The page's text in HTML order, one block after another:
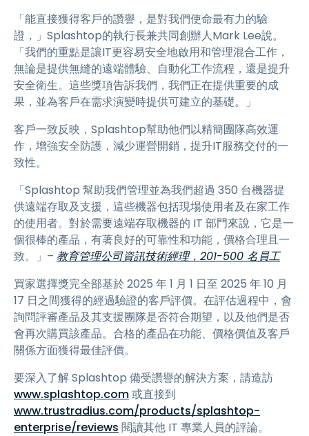
「能直接獲得客戶的讚譽，是對我們使命最有力的驗
證，」Splashtop的執行長兼共同創辦人Mark Lee說。
「我們的重點是讓IT更容易安全地啟用和管理混合工作，
無論是提供無縫的遠端體驗、自動化工作流程，還是提升
安全衛生。這些獎項告訴我們，我們正在提供重要的成
果，並為客戶在需求演變時提供可建立的基礎。」
客戶一致反映，Splashtop幫助他們以精簡團隊高效運
作，增強安全防護，減少運營開銷，提升IT服務交付的一
致性。
「Splashtop 幫助我們管理並為我們超過 350 台機器提
供遠端存取及支援，這些機器包括現場使用者及在家工作
的使用者。對於需要遠端存取機器的 IT 部門來說，它是一
個很棒的產品，有著良好的可靠性和功能，價格合理且一
致。」– 教育管理公司資訊技術經理，201-500 名員工
買家選擇獎完全部基於 2025 年 1 月 1 日至 2025 年 10 月
17 日之間獲得的經過驗證的客戶評價。在評估過程中，會
詢問評審產品及其支援團隊是否符合期望，以及他們是否
會再次購買該產品。合格的產品在功能、價格價值及客戶
關係方面獲得最佳評價。
要深入了解 Splashtop 備受讚譽的解決方案，請造訪
www.splashtop.com或直接到
www.trustradius.com/products/splashtop-
enterprise/reviews 閱讀其他 IT 專業人員的評論。